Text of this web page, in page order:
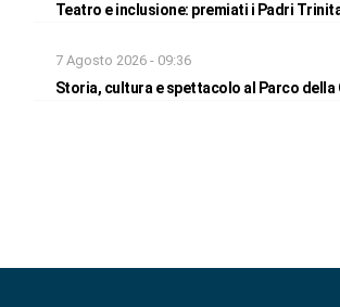
Teatro e inclusione: premiati i Padri
7 Agosto 2026 - 09:36
Storia, cultura e spettacolo al Parco della